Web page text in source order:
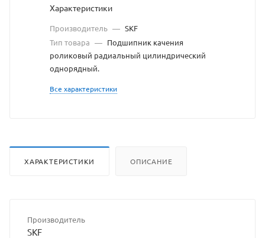
сайта
Характеристики
Производитель — SKF
Тип товара — Подшипник качения
роликовый радиальный цилиндрический
однорядный.
Все характеристики
ХАРАКТЕРИСТИКИ ОПИСАНИЕ
Производитель
SKF